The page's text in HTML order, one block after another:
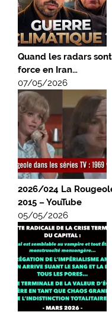
Quand les radars
force en Iran…
07/05/2026
2026/024 La
2015 – YouTube
05/05/2026